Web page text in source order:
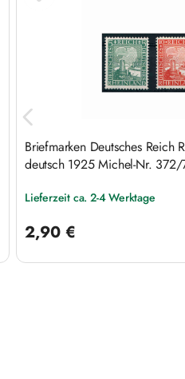
Briefmarken Deutsches Reich
deutsch 1925 Michel-Nr. 372/
Lieferzeit ca. 2-4 Werktage
2,90 €